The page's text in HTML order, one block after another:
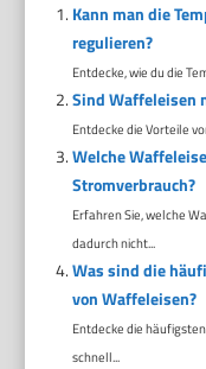
Kann man die
regulieren?
Entdecke, wie du die
Sind Waffeleisen
Entdecke die Vorteile
Welche
Stromverbrauch?
Erfahren Sie, welche
dadurch nicht...
Was sind die
von Waffeleisen?
Entdecke die
schnell...